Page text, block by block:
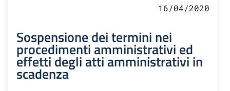
16/04/2020
Sospensione dei termini nei
procedimenti amministrativi ed
effetti degli atti amministrativi in
scadenza